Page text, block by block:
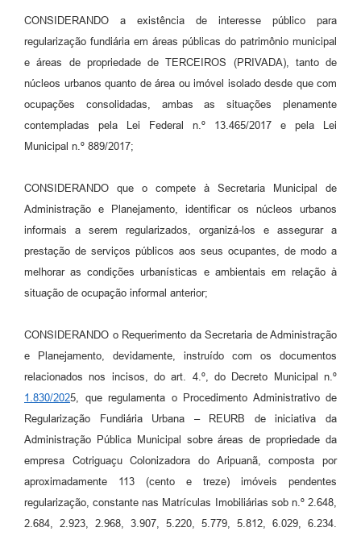
CONSIDERANDO a existência de interesse público para
regularização fundiária em áreas públicas do patrimônio municipal
e áreas de propriedade de TERCEIROS (PRIVADA), tanto de
núcleos urbanos quanto de área ou imóvel isolado desde que com
ocupações consolidadas, ambas as situações plenamente
contempladas pela Lei Federal n.º 13.465/2017 e pela Lei
Municipal n.º 889/2017;
CONSIDERANDO que o compete à Secretaria Municipal de
Administração e Planejamento, identificar os núcleos urbanos
informais a serem regularizados, organizá-los e assegurar a
prestação de serviços públicos aos seus ocupantes, de modo a
melhorar as condições urbanísticas e ambientais em relação à
situação de ocupação informal anterior;
CONSIDERANDO o Requerimento da Secretaria de Administração
e Planejamento, devidamente, instruído com os documentos
relacionados nos incisos, do art. 4.º, do Decreto Municipal n.º
1.830/2025, que regulamenta o Procedimento Administrativo de
Regularização Fundiária Urbana – REURB de iniciativa da
Administração Pública Municipal sobre áreas de propriedade da
empresa Cotriguaçu Colonizadora do Aripuanã, composta por
aproximadamente 113 (cento e treze) imóveis pendentes
regularização, constante nas Matrículas Imobiliárias sob n.º 2.648,
2.684, 2.923, 2.968, 3.907, 5.220, 5.779, 5.812, 6.029, 6.234.